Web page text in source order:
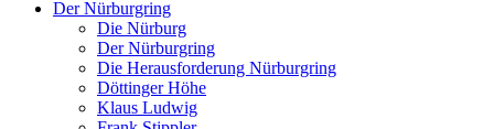
Der Nürburgring
Die Nürburg
Der Nürburgring
Die Herausforderung Nürburgring
Döttinger Höhe
Klaus Ludwig